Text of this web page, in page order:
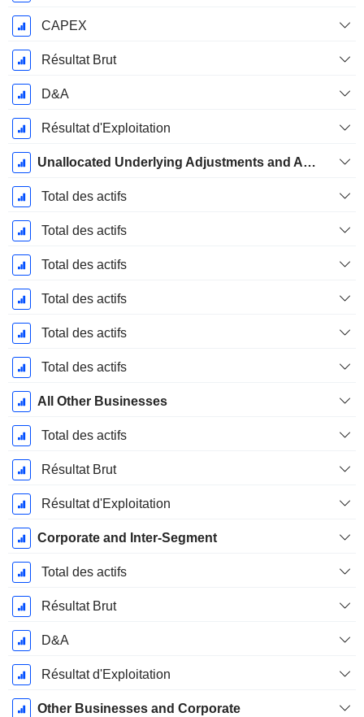
CAPEX
Résultat Brut
D&A
Résultat d'Exploitation
Unallocated Underlying Adjustments and Adjustments to Foreign Exchange
Total des actifs
Total des actifs
Total des actifs
Total des actifs
Total des actifs
Total des actifs
All Other Businesses
Total des actifs
Résultat Brut
Résultat d'Exploitation
Corporate and Inter-Segment
Total des actifs
Résultat Brut
D&A
Résultat d'Exploitation
Other Businesses and Corporate